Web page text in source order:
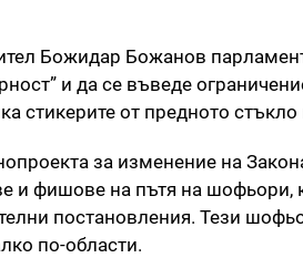
Божидар Божанов
и да се въведе
стикерите от предното
за изменение на
и фишове на пътя на шофьори,
постановления. Тези
по-области.